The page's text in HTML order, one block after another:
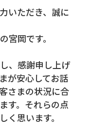
いただき、誠に
宮岡です。
、感謝申し上げ
が安心してお話
さまの状況に合
す。それらの点
く思います。